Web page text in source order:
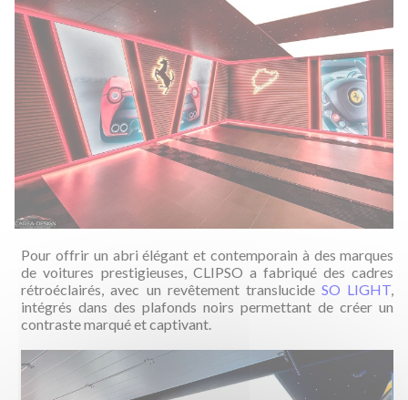
Pour offrir un abri élégant et contemporain à des marques
de voitures prestigieuses, CLIPSO a fabriqué des cadres
rétroéclairés, avec un revêtement translucideSO LIGHT,
intégrés dans des plafonds noirs permettant de créer un
contraste marqué et captivant.